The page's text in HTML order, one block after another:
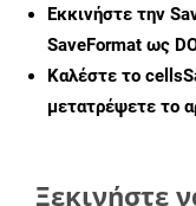
Εκκινήστε την
SaveFormat ως
Καλέστε το
μετατρέψετε το
Ξεκινήστε